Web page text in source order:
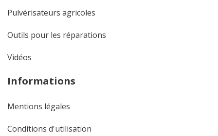
Pulvérisateurs agricoles
Outils pour les réparations
Vidéos
Informations
Mentions légales
Conditions d'utilisation